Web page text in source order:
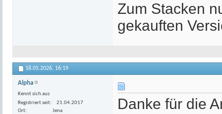
Zum Stacken
gekauften
18.05.2026, 16:19
Alpha
Kennt sich aus
Registriert seit
21.04.2017
Ort
Jena
Danke für die